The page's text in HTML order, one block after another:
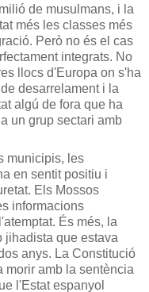
de musulmans, i la
més les classes més
Però no és el cas
integrats. No
llocs d'Europa on s'ha
desarrelament i la
algú de fora que ha
un grup sectari amb
municipis, les
en sentit positiu i
Els Mossos
informacions
És més, la
jihadista que estava
anys. La Constitució
morir amb la sentència
l'Estat espanyol